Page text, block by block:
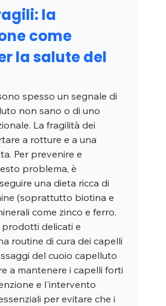
la
come
la salute del
spesso un segnale di
non sano o di uno
La fragilità dei
a rotture e a una
Per prevenire e
problema, è
una dieta ricca di
(soprattutto biotina e
come zinco e ferro.
delicati e
routine di cura dei capelli
del cuoio capelluto
a mantenere i capelli forti
e l'intervento
per evitare che i